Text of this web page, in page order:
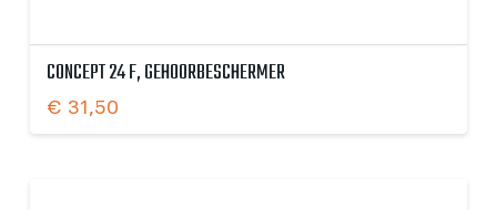
CONCEPT 24 F, GEHOORBESCHERMER
€ 31,50